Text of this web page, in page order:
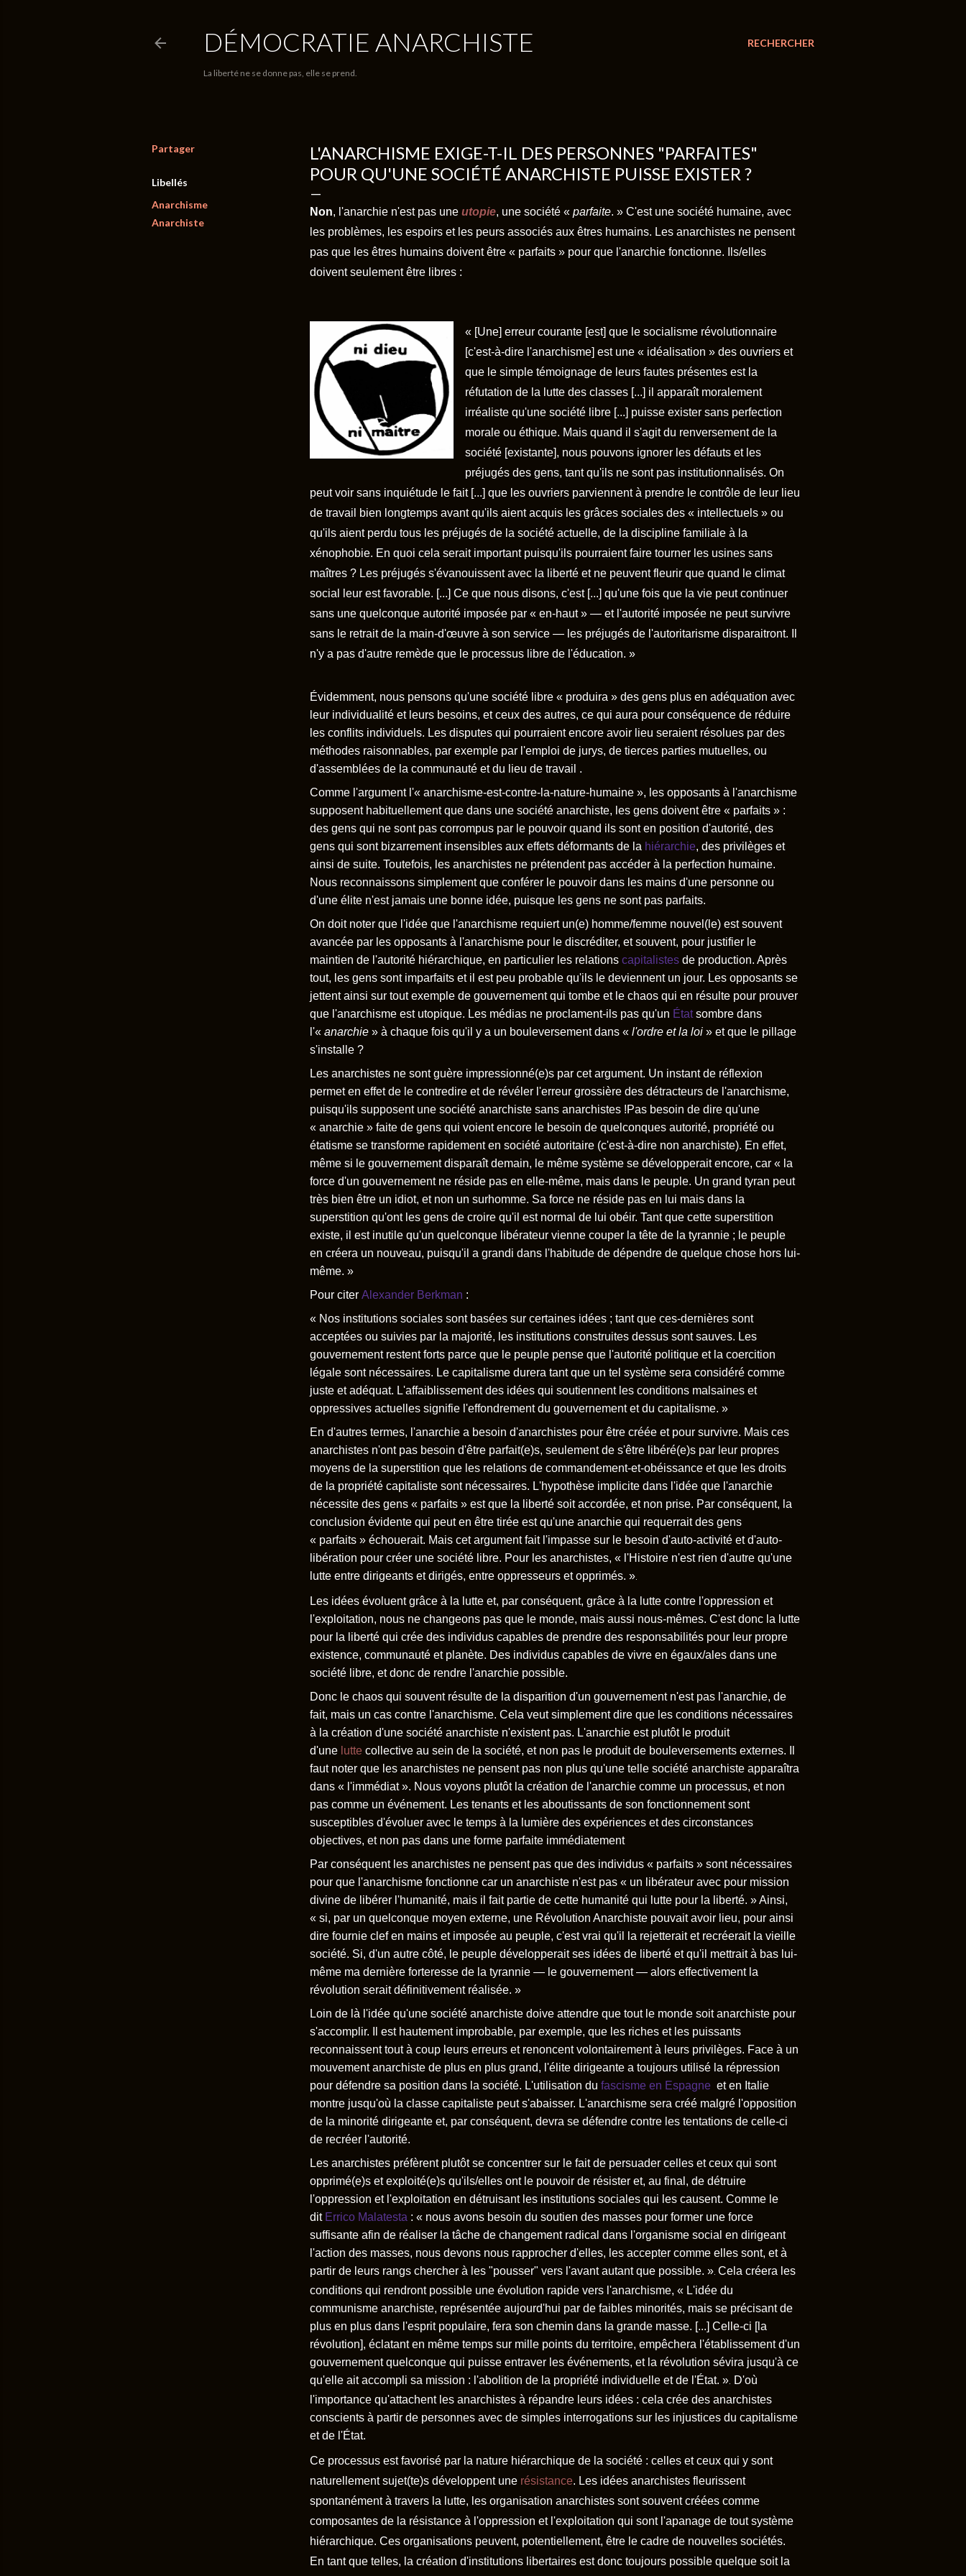
RECHERCHER
DÉMOCRATIE ANARCHISTE
La liberté ne se donne pas, elle se prend.
Partager
Libellés
Anarchisme
Anarchiste
L'ANARCHISME EXIGE-T-IL DES PERSONNES "PARFAITES"
POUR QU'UNE SOCIÉTÉ ANARCHISTE PUISSE EXISTER ?
Non, l'anarchie n'est pas une utopie, une société « parfaite. » C'est une société humaine, avec
les problèmes, les espoirs et les peurs associés aux êtres humains. Les anarchistes ne pensent
pas que les êtres humains doivent être « parfaits » pour que l'anarchie fonctionne. Ils/elles
doivent seulement être libres :
« [Une] erreur courante [est] que le socialisme révolutionnaire
[c'est-à-dire l'anarchisme] est une « idéalisation » des ouvriers et
que le simple témoignage de leurs fautes présentes est la
réfutation de la lutte des classes [...] il apparaît moralement
irréaliste qu'une société libre [...] puisse exister sans perfection
morale ou éthique. Mais quand il s'agit du renversement de la
société [existante], nous pouvons ignorer les défauts et les
préjugés des gens, tant qu'ils ne sont pas institutionnalisés. On
peut voir sans inquiétude le fait [...] que les ouvriers parviennent à prendre le contrôle de leur lieu
de travail bien longtemps avant qu'ils aient acquis les grâces sociales des « intellectuels » ou
qu'ils aient perdu tous les préjugés de la société actuelle, de la discipline familiale à la
xénophobie. En quoi cela serait important puisqu'ils pourraient faire tourner les usines sans
maîtres ? Les préjugés s'évanouissent avec la liberté et ne peuvent fleurir que quand le climat
social leur est favorable. [...] Ce que nous disons, c'est [...] qu'une fois que la vie peut continuer
sans une quelconque autorité imposée par « en-haut » — et l'autorité imposée ne peut survivre
sans le retrait de la main-d'œuvre à son service — les préjugés de l'autoritarisme disparaitront. Il
n'y a pas d'autre remède que le processus libre de l'éducation. »
Évidemment, nous pensons qu'une société libre « produira » des gens plus en adéquation avec
leur individualité et leurs besoins, et ceux des autres, ce qui aura pour conséquence de réduire
les conflits individuels. Les disputes qui pourraient encore avoir lieu seraient résolues par des
méthodes raisonnables, par exemple par l'emploi de jurys, de tierces parties mutuelles, ou
d'assemblées de la communauté et du lieu de travail .
Comme l'argument l'« anarchisme-est-contre-la-nature-humaine », les opposants à l'anarchisme
supposent habituellement que dans une société anarchiste, les gens doivent être « parfaits » :
des gens qui ne sont pas corrompus par le pouvoir quand ils sont en position d'autorité, des
gens qui sont bizarrement insensibles aux effets déformants de la hiérarchie, des privilèges et
ainsi de suite. Toutefois, les anarchistes ne prétendent pas accéder à la perfection humaine.
Nous reconnaissons simplement que conférer le pouvoir dans les mains d'une personne ou
d'une élite n'est jamais une bonne idée, puisque les gens ne sont pas parfaits.
On doit noter que l'idée que l'anarchisme requiert un(e) homme/femme nouvel(le) est souvent
avancée par les opposants à l'anarchisme pour le discréditer, et souvent, pour justifier le
maintien de l'autorité hiérarchique, en particulier les relations capitalistes de production. Après
tout, les gens sont imparfaits et il est peu probable qu'ils le deviennent un jour. Les opposants se
jettent ainsi sur tout exemple de gouvernement qui tombe et le chaos qui en résulte pour prouver
que l'anarchisme est utopique. Les médias ne proclament-ils pas qu'un Étatsombre dans
l'« anarchie » à chaque fois qu'il y a un bouleversement dans « l'ordre et la loi » et que le pillage
s'installe ?
Les anarchistes ne sont guère impressionné(e)s par cet argument. Un instant de réflexion
permet en effet de le contredire et de révéler l'erreur grossière des détracteurs de l'anarchisme,
puisqu'ils supposent une société anarchiste sans anarchistes !Pas besoin de dire qu'une
« anarchie » faite de gens qui voient encore le besoin de quelconques autorité, propriété ou
étatisme se transforme rapidement en société autoritaire (c'est-à-dire non anarchiste). En effet,
même si le gouvernement disparaît demain, le même système se développerait encore, car « la
force d'un gouvernement ne réside pas en elle-même, mais dans le peuple. Un grand tyran peut
très bien être un idiot, et non un surhomme. Sa force ne réside pas en lui mais dans la
superstition qu'ont les gens de croire qu'il est normal de lui obéir. Tant que cette superstition
existe, il est inutile qu'un quelconque libérateur vienne couper la tête de la tyrannie ; le peuple
en créera un nouveau, puisqu'il a grandi dans l'habitude de dépendre de quelque chose hors lui-
même. »
Pour citer Alexander Berkman :
« Nos institutions sociales sont basées sur certaines idées ; tant que ces-dernières sont
acceptées ou suivies par la majorité, les institutions construites dessus sont sauves. Les
gouvernement restent forts parce que le peuple pense que l'autorité politique et la coercition
légale sont nécessaires. Le capitalisme durera tant que un tel système sera considéré comme
juste et adéquat. L'affaiblissement des idées qui soutiennent les conditions malsaines et
oppressives actuelles signifie l'effondrement du gouvernement et du capitalisme. »
En d'autres termes, l'anarchie a besoin d'anarchistes pour être créée et pour survivre. Mais ces
anarchistes n'ont pas besoin d'être parfait(e)s, seulement de s'être libéré(e)s par leur propres
moyens de la superstition que les relations de commandement-et-obéissance et que les droits
de la propriété capitaliste sont nécessaires. L'hypothèse implicite dans l'idée que l'anarchie
nécessite des gens « parfaits » est que la liberté soit accordée, et non prise. Par conséquent, la
conclusion évidente qui peut en être tirée est qu'une anarchie qui requerrait des gens
« parfaits » échouerait. Mais cet argument fait l'impasse sur le besoin d'auto-activité et d'auto-
libération pour créer une société libre. Pour les anarchistes, « l'Histoire n'est rien d'autre qu'une
lutte entre dirigeants et dirigés, entre oppresseurs et opprimés. ».
Les idées évoluent grâce à la lutte et, par conséquent, grâce à la lutte contre l'oppression et
l'exploitation, nous ne changeons pas que le monde, mais aussi nous-mêmes. C'est donc la lutte
pour la liberté qui crée des individus capables de prendre des responsabilités pour leur propre
existence, communauté et planète. Des individus capables de vivre en égaux/ales dans une
société libre, et donc de rendre l'anarchie possible.
Donc le chaos qui souvent résulte de la disparition d'un gouvernement n'est pas l'anarchie, de
fait, mais un cas contre l'anarchisme. Cela veut simplement dire que les conditions nécessaires
à la création d'une société anarchiste n'existent pas. L'anarchie est plutôt le produit
d'une lutte collective au sein de la société, et non pas le produit de bouleversements externes. Il
faut noter que les anarchistes ne pensent pas non plus qu'une telle société anarchiste apparaîtra
dans « l'immédiat ». Nous voyons plutôt la création de l'anarchie comme un processus, et non
pas comme un événement. Les tenants et les aboutissants de son fonctionnement sont
susceptibles d'évoluer avec le temps à la lumière des expériences et des circonstances
objectives, et non pas dans une forme parfaite immédiatement
Par conséquent les anarchistes ne pensent pas que des individus « parfaits » sont nécessaires
pour que l'anarchisme fonctionne car un anarchiste n'est pas « un libérateur avec pour mission
divine de libérer l'humanité, mais il fait partie de cette humanité qui lutte pour la liberté. » Ainsi,
« si, par un quelconque moyen externe, une Révolution Anarchiste pouvait avoir lieu, pour ainsi
dire fournie clef en mains et imposée au peuple, c'est vrai qu'il la rejetterait et recréerait la vieille
société. Si, d'un autre côté, le peuple développerait ses idées de liberté et qu'il mettrait à bas lui-
même ma dernière forteresse de la tyrannie — le gouvernement — alors effectivement la
révolution serait définitivement réalisée. »
Loin de là l'idée qu'une société anarchiste doive attendre que tout le monde soit anarchiste pour
s'accomplir. Il est hautement improbable, par exemple, que les riches et les puissants
reconnaissent tout à coup leurs erreurs et renoncent volontairement à leurs privilèges. Face à un
mouvement anarchiste de plus en plus grand, l'élite dirigeante a toujours utilisé la répression
pour défendre sa position dans la société. L'utilisation du fascisme en Espagne et en Italie
montre jusqu'où la classe capitaliste peut s'abaisser. L'anarchisme sera créé malgré l'opposition
de la minorité dirigeante et, par conséquent, devra se défendre contre les tentations de celle-ci
de recréer l'autorité.
Les anarchistes préfèrent plutôt se concentrer sur le fait de persuader celles et ceux qui sont
opprimé(e)s et exploité(e)s qu'ils/elles ont le pouvoir de résister et, au final, de détruire
l'oppression et l'exploitation en détruisant les institutions sociales qui les causent. Comme le
dit Errico Malatesta : « nous avons besoin du soutien des masses pour former une force
suffisante afin de réaliser la tâche de changement radical dans l'organisme social en dirigeant
l'action des masses, nous devons nous rapprocher d'elles, les accepter comme elles sont, et à
partir de leurs rangs chercher à les "pousser" vers l'avant autant que possible. ». Cela créera les
conditions qui rendront possible une évolution rapide vers l'anarchisme, « L'idée du
communisme anarchiste, représentée aujourd'hui par de faibles minorités, mais se précisant de
plus en plus dans l'esprit populaire, fera son chemin dans la grande masse. [...] Celle-ci [la
révolution], éclatant en même temps sur mille points du territoire, empêchera l'établissement d'un
gouvernement quelconque qui puisse entraver les événements, et la révolution sévira jusqu'à ce
qu'elle ait accompli sa mission : l'abolition de la propriété individuelle et de l'État. ».
D'où
l'importance qu'attachent les anarchistes à répandre leurs idées : cela crée des anarchistes
conscients à partir de personnes avec de simples interrogations sur les injustices du capitalisme
et de l'État.
Ce processus est favorisé par la nature hiérarchique de la société : celles et ceux qui y sont
naturellement sujet(te)s développent une résistance. Les idées anarchistes fleurissent
spontanément à travers la lutte, les organisation anarchistes sont souvent créées comme
composantes de la résistance à l'oppression et l'exploitation qui sont l'apanage de tout système
hiérarchique. Ces organisations peuvent, potentiellement, être le cadre de nouvelles sociétés.
En tant que telles, la création d'institutions libertaires est donc toujours possible quelque soit la